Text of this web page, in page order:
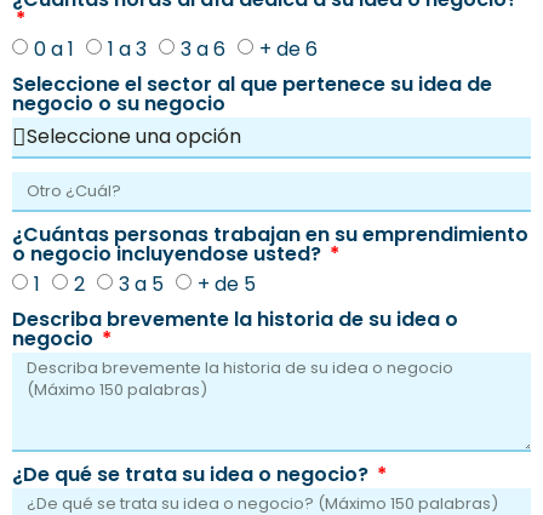
0 a 1
1 a 3 3 a 6
+ de 6
Seleccione el sector al que pertenece su idea de
negocio o su negocio
¿Cuántas personas trabajan en su emprendimiento
o negocio incluyendose usted?
1
2 3 a 5
+ de 5
Describa brevemente la historia de su idea o
negocio
¿De qué se trata su idea o negocio?